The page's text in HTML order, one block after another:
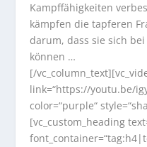
Kampffähigkeiten
kämpfen die tapferen
darum, dass sie sich
können …
[/
link=“https://youtu.be/
color=“purple“
[vc_custom_heading